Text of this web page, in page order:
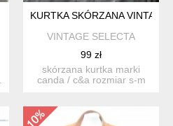
KURTKA SKÓRZANA VINTAGE
VINTAGE SELECTA
99 zł
skórzana kurtka marki
canda / c&a rozmiar s-m